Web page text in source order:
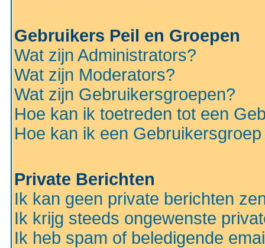
Gebruikers Peil en Groepen
Wat zijn Administrators?
Wat zijn Moderators?
Wat zijn Gebruikersgroepen?
Hoe kan ik toetreden tot een
Hoe kan ik een
Private Berichten
Ik kan geen private berichten
Ik krijg steeds ongewenste
Ik heb spam of beledigende